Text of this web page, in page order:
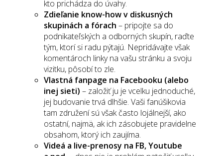
kto prichádza do úvahy.
Zdieľanie know-how v diskusných
skupinách a fórach – pripojte sa do
podnikateľských a odborných skupín, raďte
tým, ktorí si radu pýtajú. Nepridávajte však
komentároch linky na vašu stránku a svoju
vizitku, pôsobí to zle.
Vlastná fanpage na Facebooku (alebo
inej sieti) – založiť ju je vcelku jednoduché,
jej budovanie trvá dlhšie. Vaši fanúšikovia
tam združení sú však často lojálnejší, ako
ostatní, najmä, ak ich zásobujete pravidelne
obsahom, ktorý ich zaujíma.
Videá a live-prenosy na FB, Youtube